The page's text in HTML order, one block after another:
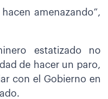
amenazando”,
estatizado no
de hacer un paro,
con el Gobierno en